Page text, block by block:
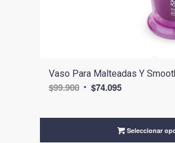
Vaso Para Malteadas Y
$99.900 El
original
$74.095El
actual
es:
Seleccionar